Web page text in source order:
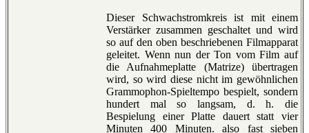
Dieser Schwachstromkreis ist mit einem
Verstärker zusammen geschaltet und wird
so auf den oben beschriebenen Filmapparat
geleitet. Wenn nun der Ton vom Film auf
die Aufnahmeplatte (Matrize) übertragen
wird, so wird diese nicht im gewöhnlichen
Grammophon-Spieltempo bespielt, sondern
hundert mal so langsam, d. h. die
Bespielung einer Platte dauert statt vier
Minuten 400 Minuten. also fast sieben